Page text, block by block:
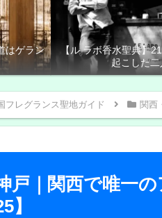
はゲラン
【ル ラボ香水聖典】
起こした
フレグランス聖地ガイド 関西
戸｜関西で唯一
】